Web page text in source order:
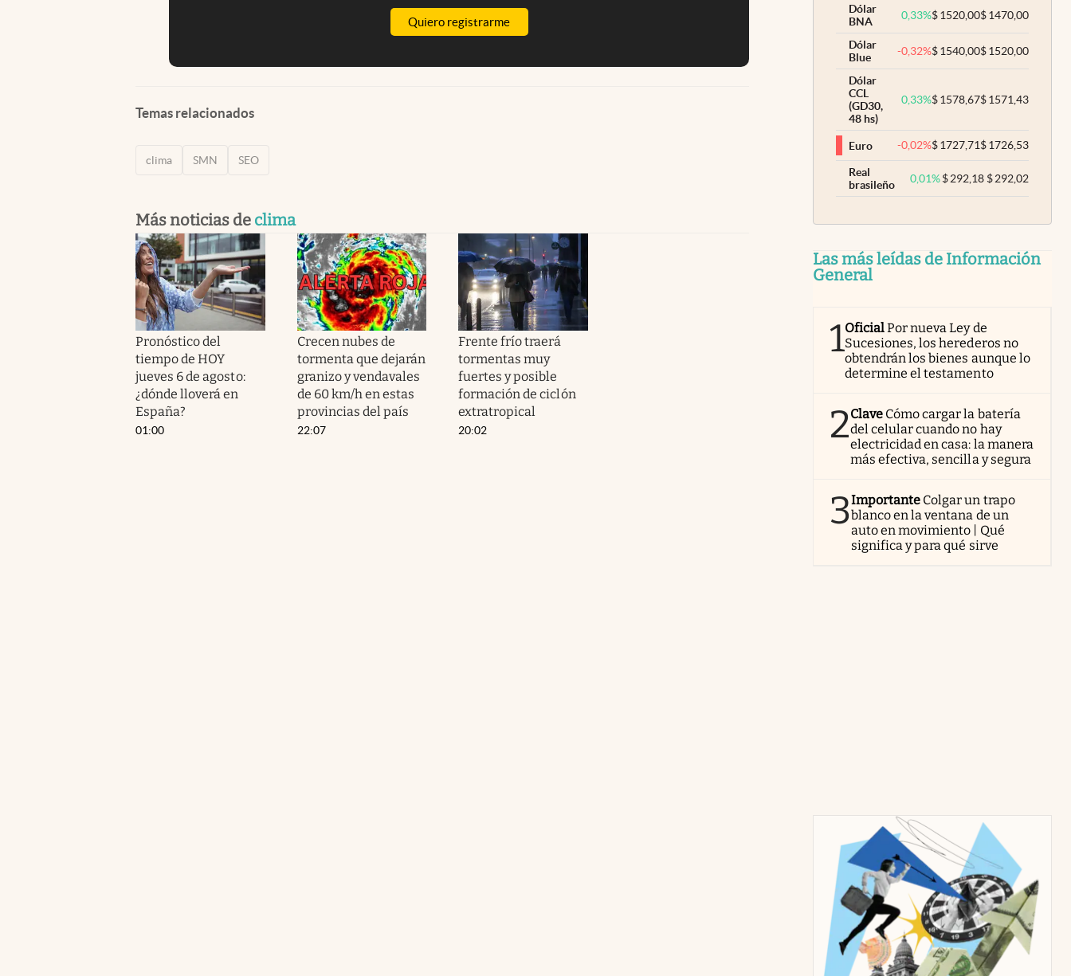
Quiero registrarme
Temas relacionados
clima SMN SEO
Más noticias de clima
Pronóstico del
tiempo de HOY
jueves 6 de agosto:
¿dónde lloverá en
España?
01:00
Crecen nubes de
tormenta que dejarán
granizo y vendavales
de 60 km/h en estas
provincias del país
22:07
Frente frío traerá
tormentas muy
fuertes y posible
formación de ciclón
extratropical
20:02
Dólar
BNA
0,33%$1520,00$1470,00
Dólar
Blue
-0,32%$1540,00$1520,00
Dólar
CCL
(GD30,
48 hs)
0,33%$1578,67$1571,43
Euro -0,02%$1727,71$1726,53
Real
brasileño
0,01% $292,18 $292,02
Las más leídas de Información
General
1OficialPor nueva Ley de
Sucesiones, los herederos no
obtendrán los bienes aunque lo
determine el testamento
2Clave Cómo cargar la batería
del celular cuando no hay
electricidad en casa: la manera
más efectiva, sencilla y segura
3Importante Colgar un trapo
blanco en la ventana de un
auto en movimiento | Qué
significa y para qué sirve